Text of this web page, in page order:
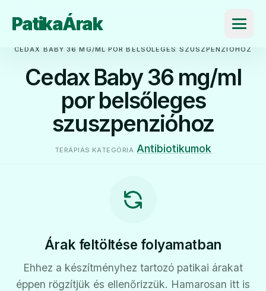
PatikaÁrak
CEDAX BABY 36 MG/ML POR BELSŐLEGES SZUSZPENZIÓHOZ
Cedax Baby 36 mg/ml
por belsőleges
szuszpenzióhoz
TERÁPIÁS KATEGÓRIA Antibiotikumok
Árak feltöltése folyamatban
Ehhez a készítményhez tartozó patikai árakat
éppen rögzítjük és ellenőrizzük. Hamarosan itt is